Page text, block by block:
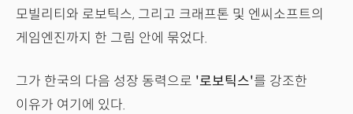
모빌리티와 로보틱스, 그리고 크래프톤 및 엔씨소프트의
게임엔진까지 한 그림 안에 묶었다.
그가 한국의 다음 성장 동력으로 '로보틱스'를 강조한
이유가 여기에 있다.